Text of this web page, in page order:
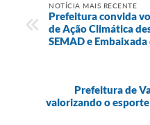
NOTÍCIA MAIS RECENTE
Prefeitura convida
de Ação Climática
SEMAD e Embaixada
Prefeitura de
valorizando o